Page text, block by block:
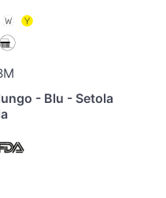
- Blu - Setola